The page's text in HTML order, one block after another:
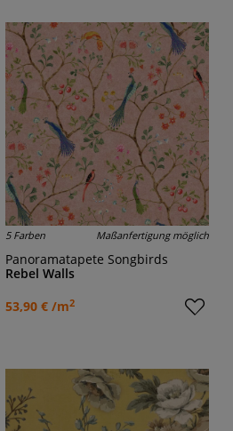
5 Farben Maßanfertigung möglich
Panoramatapete Songbirds
Rebel Walls
53,90 € /m2